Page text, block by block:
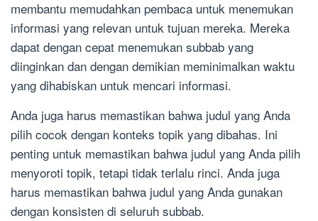
membantu memudahkan pembaca untuk menemukan
informasi yang relevan untuk tujuan mereka. Mereka
dapat dengan cepat menemukan subbab yang
diinginkan dan dengan demikian meminimalkan waktu
yang dihabiskan untuk mencari informasi.
Anda juga harus memastikan bahwa judul yang Anda
pilih cocok dengan konteks topik yang dibahas. Ini
penting untuk memastikan bahwa judul yang Anda pilih
menyoroti topik, tetapi tidak terlalu rinci. Anda juga
harus memastikan bahwa judul yang Anda gunakan
dengan konsisten di seluruh subbab.